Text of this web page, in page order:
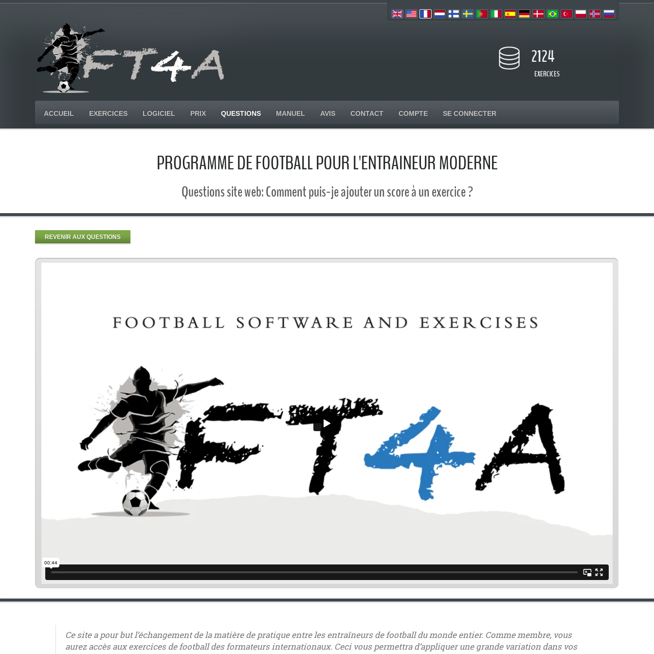
2124
EXERCICES
ACCUEIL EXERCICES LOGICIEL PRIX QUESTIONS MANUEL AVIS CONTACT COMPTE SE CONNECTER
PROGRAMME DE FOOTBALL POUR L'ENTRAINEUR MODERNE
Questions site web: Comment puis-je ajouter un score à un exercice ?
REVENIR AUX QUESTIONS
Ce site a pour but l’échangement de la matière de pratique entre les entraîneurs de football du monde entier. Comme membre, vous
aurez accès aux exercices de football des formateurs internationaux. Ceci vous permettra d’appliquer une grande variation dans vos